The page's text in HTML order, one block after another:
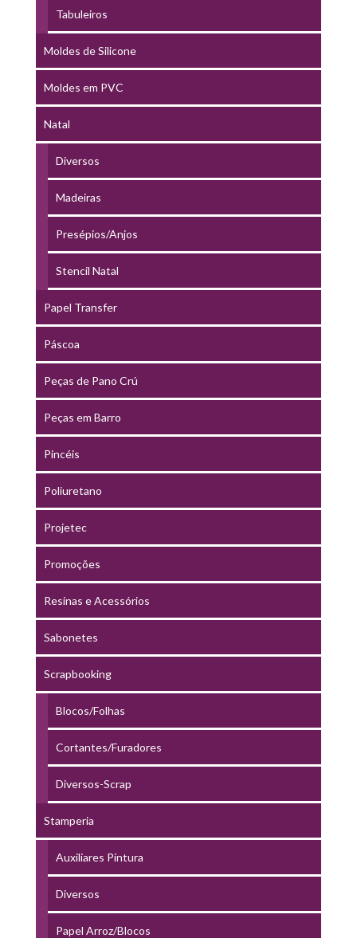
Tabuleiros
Moldes de Silicone
Moldes em PVC
Natal
Diversos
Madeiras
Presépios/Anjos
Stencil Natal
Papel Transfer
Páscoa
Peças de Pano Crú
Peças em Barro
Pincéis
Poliuretano
Projetec
Promoções
Resinas e Acessórios
Sabonetes
Scrapbooking
Blocos/Folhas
Cortantes/Furadores
Diversos-Scrap
Stamperia
Auxiliares Pintura
Diversos
Papel Arroz/Blocos